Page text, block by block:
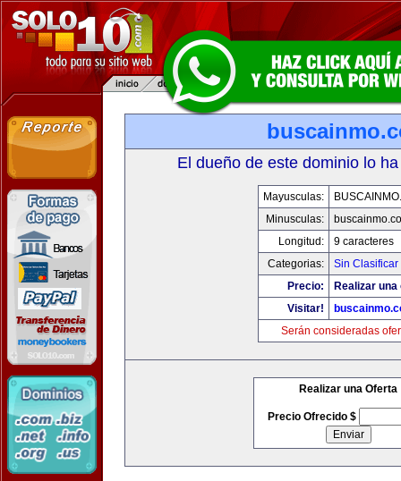
El dueño de este dominio lo
Mayusculas:
Minusculas:
Longitud:
9 caracteres
Categorias:
Sin Clasificar
Precio:
Realizar
Visitar!
Serán consideradas
Realizar una Oferta
Precio Ofrecido $